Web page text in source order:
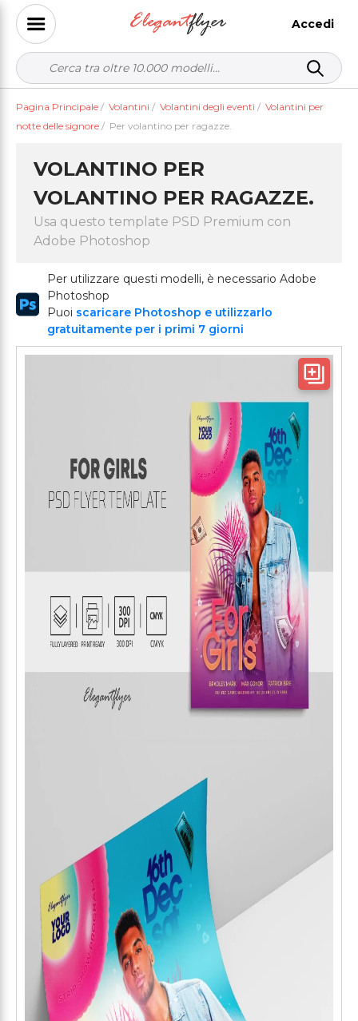
Accedi
Pagina Principale / Volantini / Volantini degli eventi / Volantini per
notte delle signore / Per volantino per ragazze.
VOLANTINO PER
VOLANTINO PER RAGAZZE.
Usa questo template PSD Premium con
Adobe Photoshop
Per utilizzare questi modelli, è necessario Adobe
Photoshop
Puoi scaricare Photoshop e utilizzarlo
gratuitamente per i primi 7 giorni